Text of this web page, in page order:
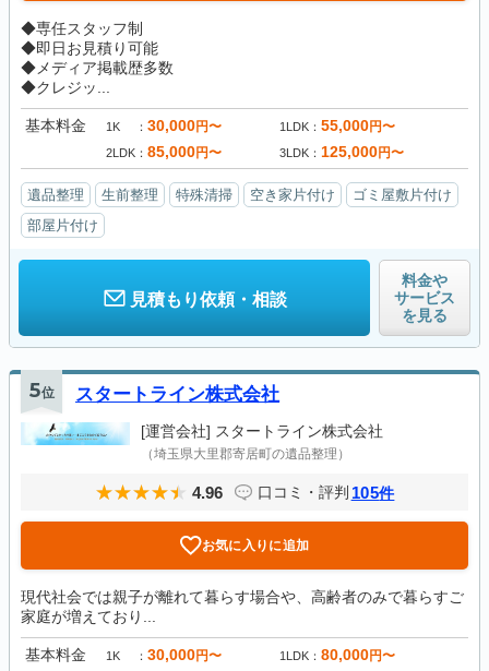
◆専任スタッフ制
◆即日お見積り可能
◆メディア掲載歴多数
◆クレジッ...
基本料金 1K 30,000円〜 1LDK 55,000円〜
2LDK 85,000円〜 3LDK 125,000円〜
遺品整理 生前整理 特殊清掃 空き家片付け
ゴミ屋敷片付け
部屋片付け
見積もり依頼・相談
料金や
サービス
を見る
5位 スタートライン株式会社
[運営会社] スタートライン株式会社
（埼玉県大里郡寄居町の遺品整理）
4.96 口コミ・評判 105件
お気に入りに追加
現代社会では親子が離れて暮らす場合や、高齢者のみで暮らすご
家庭が増えており...
基本料金 1K 30,000円〜 1LDK 80,000円〜